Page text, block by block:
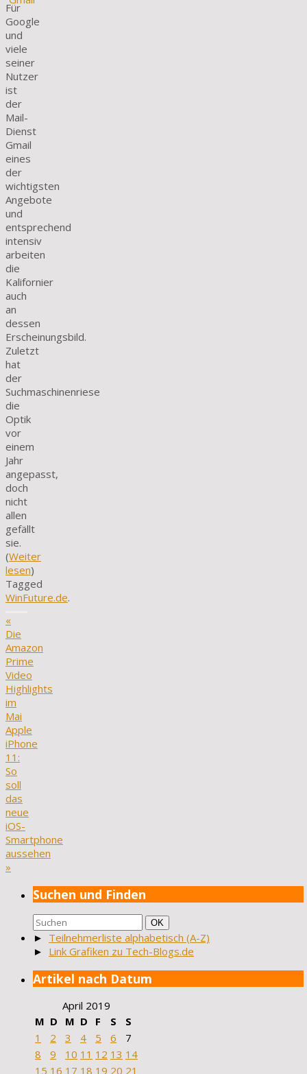
Für
Google
und
viele
seiner
Nutzer
ist
der
Mail-
Dienst
Gmail
eines
der
wichtigsten
Angebote
und
entsprechend
intensiv
arbeiten
die
Kalifornier
auch
an
dessen
Erscheinungsbild.
Zuletzt
hat
der
Suchmaschinenriese
die
Optik
vor
einem
Jahr
angepasst,
doch
nicht
allen
gefällt
sie.
(Weiter
lesen)
Tagged
WinFuture.de.
«
Die
Amazon
Prime
Video
Highlights
im
Mai
Apple
iPhone
11:
So
soll
das
neue
iOS-
Smartphone
aussehen
»
Suchen und Finden
Suchen
nach:
Suchen
OK
► Teilnehmerliste alphabetisch (A-Z)
► Link Grafiken zu Tech-Blogs.de
Artikel nach Datum
April 2019
M D M D F S
S
1
2 3 4 5 6
7
8
9 10 11 12 13 14
15 16 17 18 19 20 21